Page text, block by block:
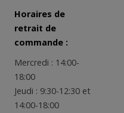
Horaires de
retrait de
commande :
Mercredi : 14:00-
18:00
Jeudi : 9:30-12:30 et
14:00-18:00